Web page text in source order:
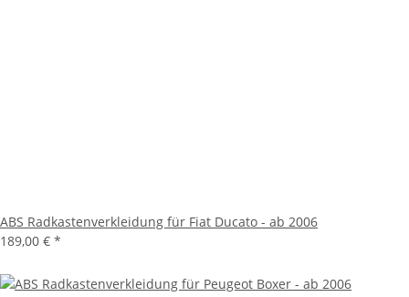
ABS Radkastenverkleidung für Fiat Ducato - ab 2006
189,00 € *